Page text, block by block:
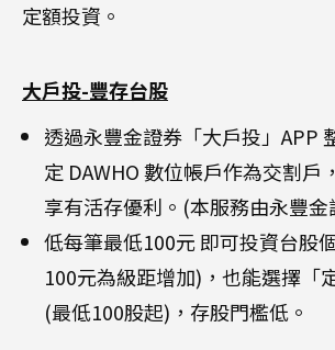
定額投資。
大戶投-豐存台股
透過永豐金證券「大戶投」APP
定 DAWHO 數位帳戶作為交割戶
享有活存優利。(本服務由永豐金
低每筆最低100元 即可投資台股
100元為級距增加)，也能選擇「
(最低100股起)，存股門檻低。